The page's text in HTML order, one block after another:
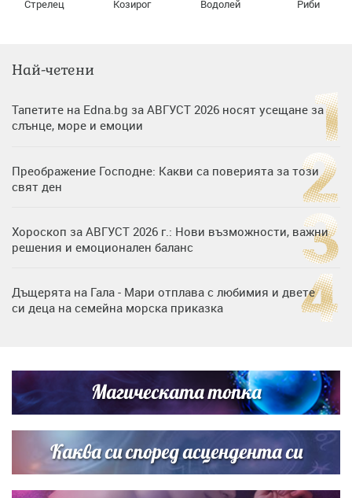
Стрелец Козирог Водолей Риби
Най-четени
Тапетите на Edna.bg за АВГУСТ 2026 носят усещане за
слънце, море и емоции
Преображение Господне: Какви са поверията за този
свят ден
Хороскоп за АВГУСТ 2026 г.: Нови възможности, важни
решения и емоционален баланс
Дъщерята на Гала - Мари отплава с любимия и двете
си деца на семейна морска приказка
Братя Аргирови я изненадаха с песен
Магическата топка
Каква си според асцендента си